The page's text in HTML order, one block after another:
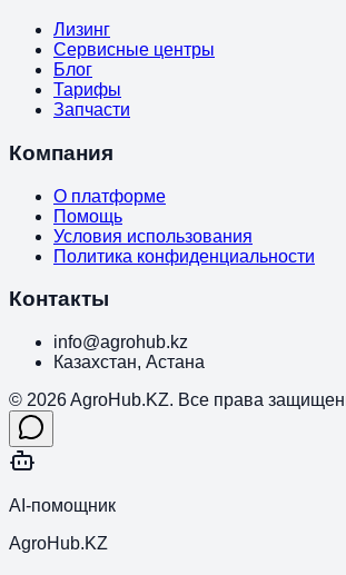
Лизинг
Сервисные центры
Блог
Тарифы
Запчасти
Компания
О платформе
Помощь
Условия использования
Политика конфиденциальности
Контакты
info@agrohub.kz
Казахстан, Астана
© 2026 AgroHub.KZ. Все права
AI-помощник
AgroHub.KZ